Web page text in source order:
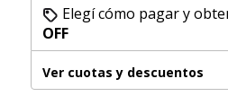
Elegí cómo pagar y
OFF
Ver cuotas y descuentos